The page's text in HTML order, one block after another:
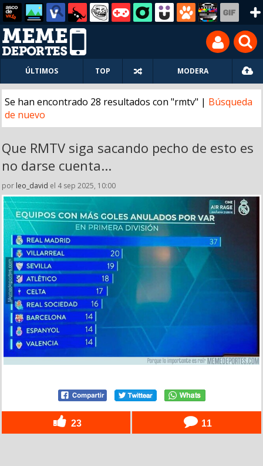
ÚLTIMOS TOP MODERA
Se han encontrado 28 resultados con "rmtv" | Búsqueda
de nuevo
Que RMTV siga sacando pecho de esto es
no darse cuenta...
por leo_david el 4 sep 2025, 10:00
23 11